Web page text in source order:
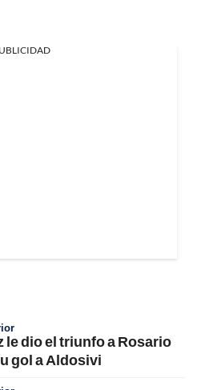
le dio el triunfo a Rosario
gol a Aldosivi